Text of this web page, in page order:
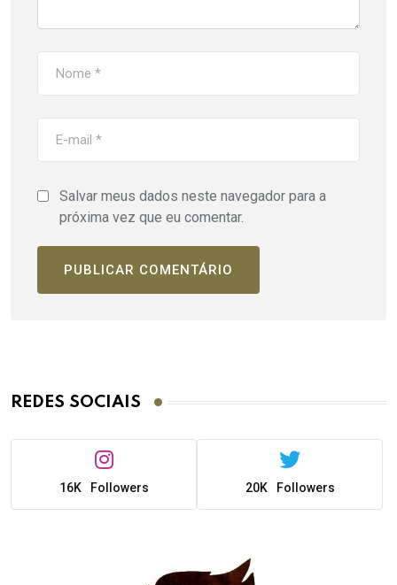
Salvar meus dados neste navegador para a
próxima vez que eu comentar.
REDES SOCIAIS
16K Followers 20K Followers